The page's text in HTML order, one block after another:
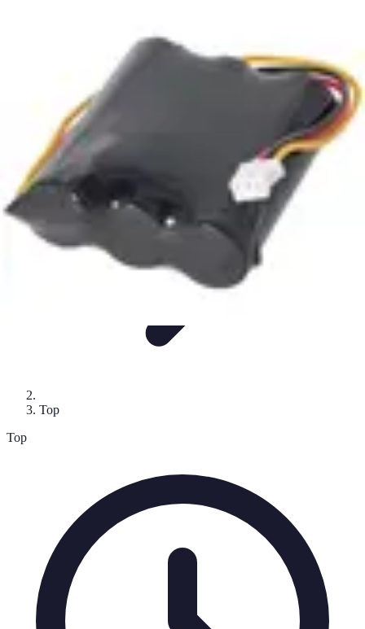
Classement Culturel
Top
Top